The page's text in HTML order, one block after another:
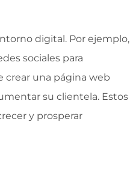
digital. Por ejemplo,
sociales para
crear una página web
su clientela. Estos
y prosperar